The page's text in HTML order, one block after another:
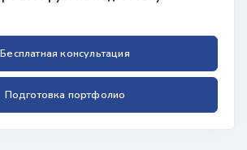
Бесплатная консультация
Подготовка портфолио